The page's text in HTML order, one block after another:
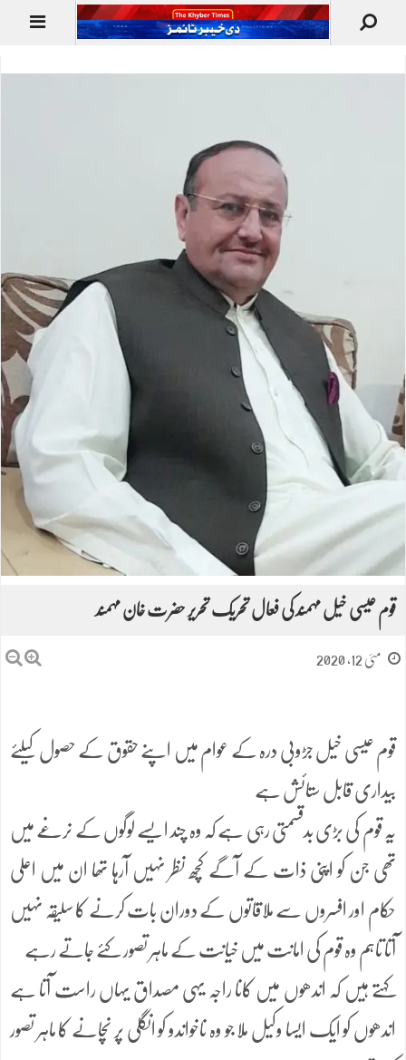
قوم عیسی خیل مہمند کی فعال تحریک تحریر حضرت خان مہمند
مئی 12, 2020
قوم عیسی خیل جڑوبی درہ کے عوام میں اپنے حقوق کے حصول کیلئے
بیداری قابل ستائش ہے
یہ قوم کی بڑی بدقسمتی رہی ہے کہ وہ چند ایسے لوگوں کے نرغے میں
تھی جن کو اپنی ذات کے آگے کچھ نظر نہیں آرہا تھا ان میں اعلی
حکام اور افسروں سے ملاقاتوں کے دوران بات کرنے کا سلیقہ نہیں
آتا تاہم وہ قوم کی امانت میں خیانت کے ماہر تصور کئے جاتے رہے
کہتے ہیں کہ اندھوں میں کانا راجہ یہی مصداق یہاں راست آتا ہے
اندھوں کو ایک ایسا وکیل ملا جو وہ ناخواندو کو انگلی پر نچانے کا ماہر تصور